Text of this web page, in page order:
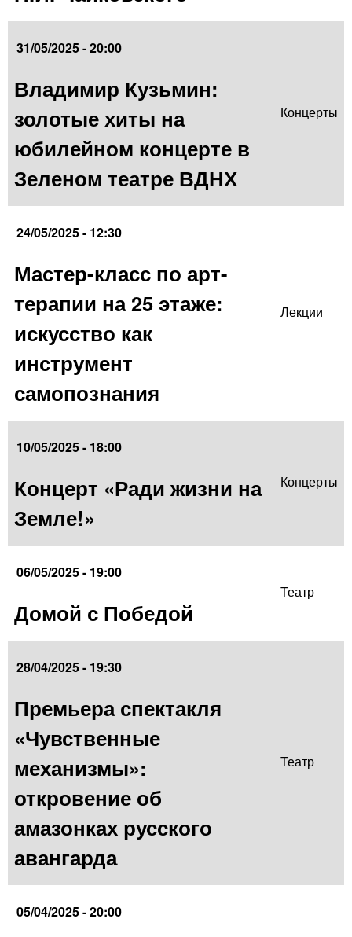
31/05/2025 - 20:00
Владимир Кузьмин:
золотые хиты на
юбилейном концерте в
Зеленом театре ВДНХ
Концерты
24/05/2025 - 12:30
Мастер-класс по арт-
терапии на 25 этаже:
искусство как
инструмент
самопознания
Лекции
10/05/2025 - 18:00
Концерт «Ради жизни на
Земле!»
Концерты
06/05/2025 - 19:00
Домой с Победой
Театр
28/04/2025 - 19:30
Премьера спектакля
«Чувственные
механизмы»:
откровение об
амазонках русского
авангарда
Театр
05/04/2025 - 20:00